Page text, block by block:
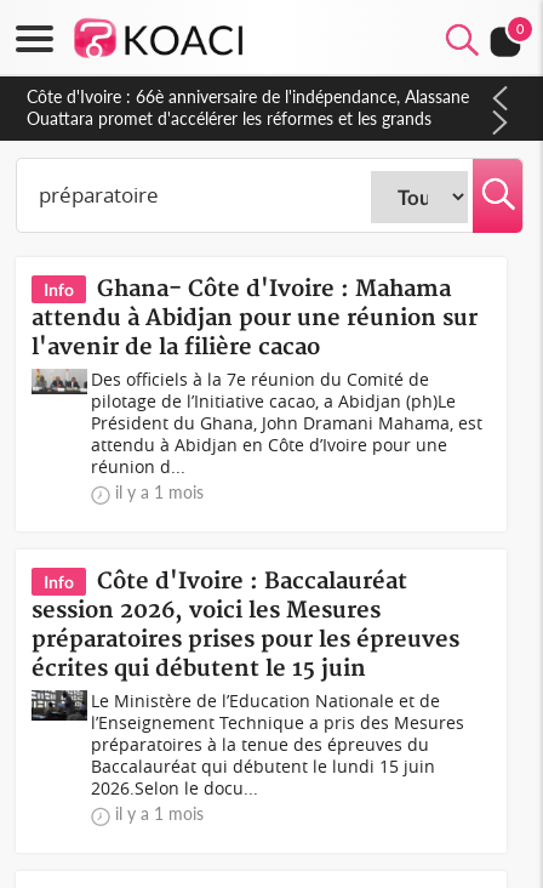
0
Côte d'Ivoire : À Abidjan, Amadou Oury Bah admire le modèle
ivoirien et veut s'en inspirer pour accélérer le développement
de la Guinée
Info
Ghana- Côte d'Ivoire : Mahama
attendu à Abidjan pour une réunion sur
l'avenir de la filière cacao
Des officiels à la 7e réunion du Comité de
pilotage de l’Initiative cacao, a Abidjan (ph)Le
Président du Ghana, John Dramani Mahama, est
attendu à Abidjan en Côte d’Ivoire pour une
réunion d...
il y a 1 mois
Info
Côte d'Ivoire : Baccalauréat
session 2026, voici les Mesures
préparatoires prises pour les épreuves
écrites qui débutent le 15 juin
Le Ministère de l’Education Nationale et de
l’Enseignement Technique a pris des Mesures
préparatoires à la tenue des épreuves du
Baccalauréat qui débutent le lundi 15 juin
2026.Selon le docu...
il y a 1 mois